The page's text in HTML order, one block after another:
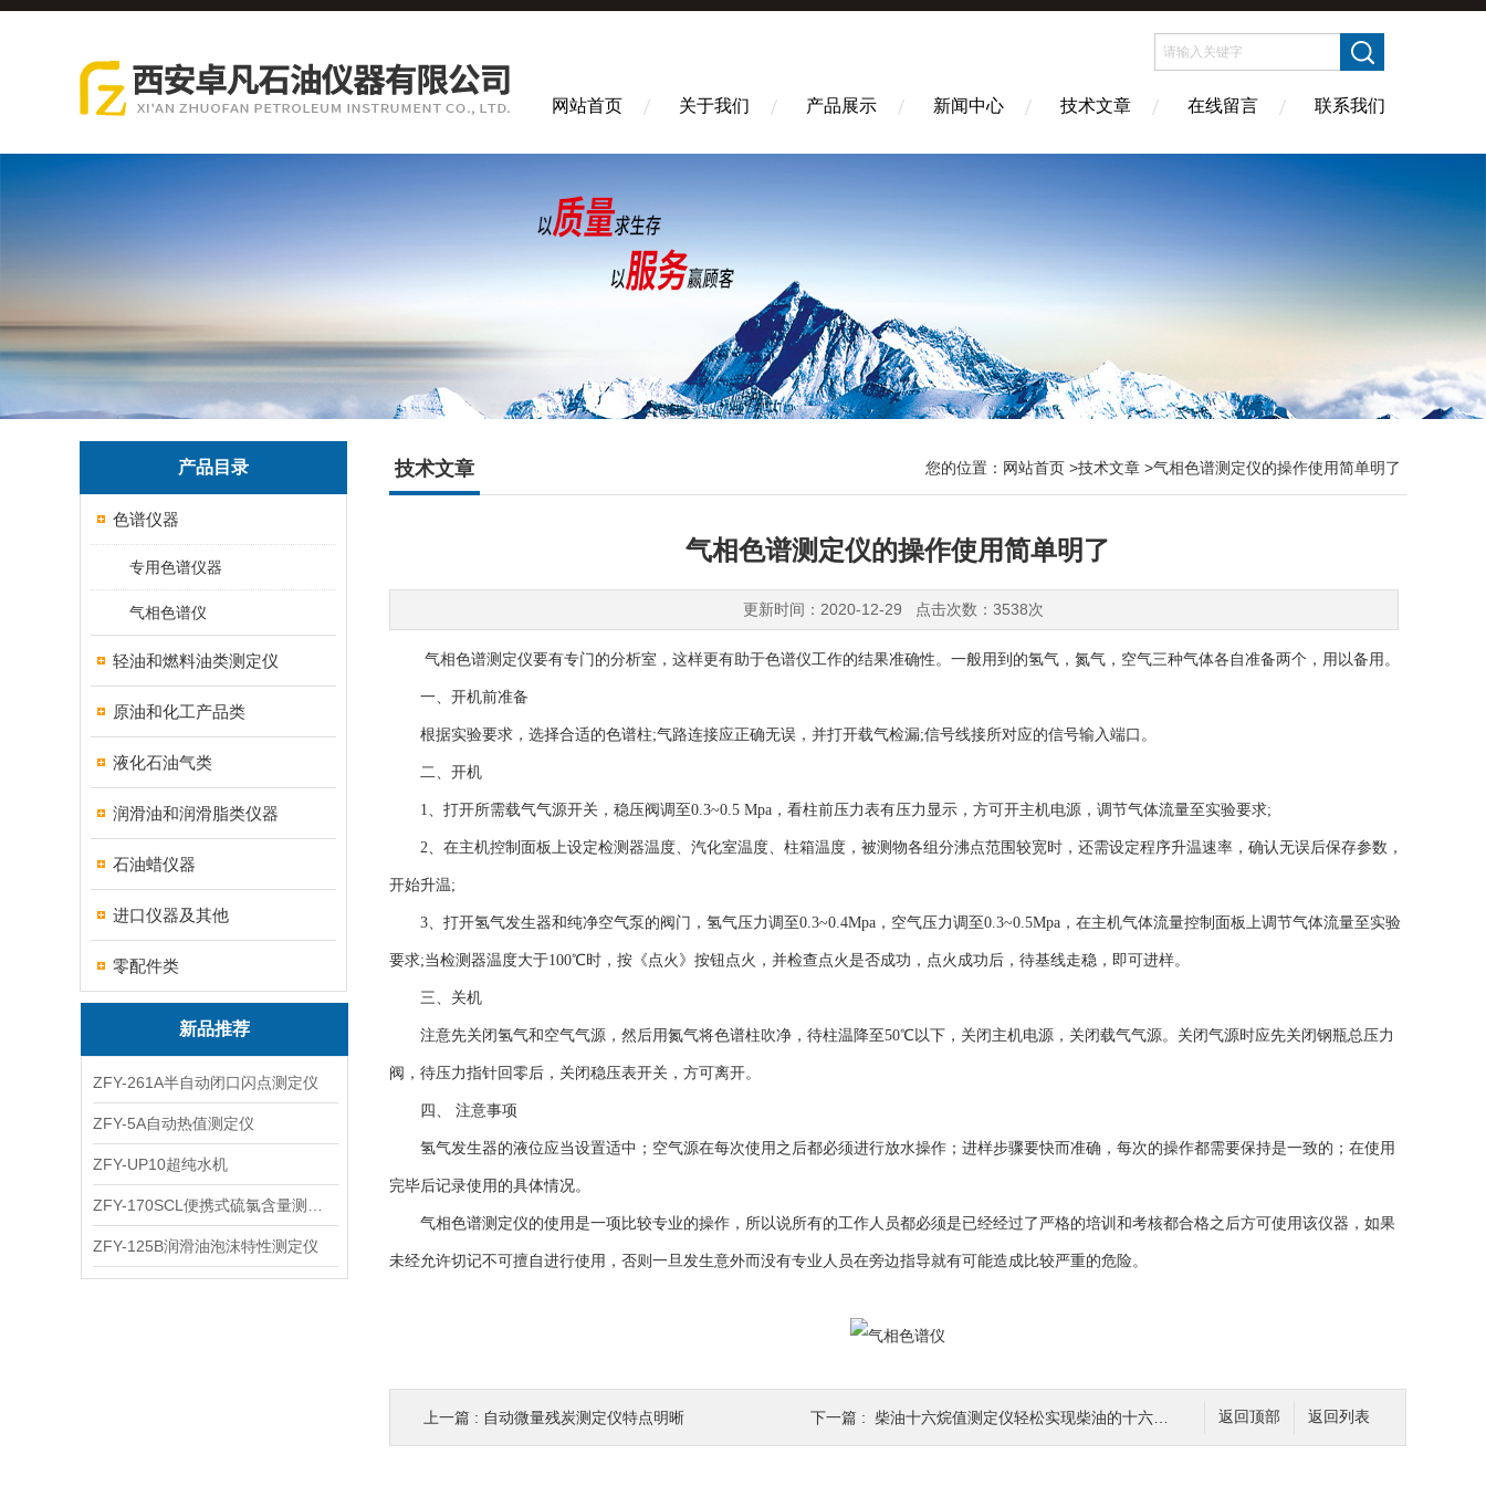
网站首页 关于我们 产品展示 新闻中心 技术文章 在线留言 联系我们
产品目录
色谱仪器
专用色谱仪器
气相色谱仪
轻油和燃料油类测定仪
原油和化工产品类
液化石油气类
润滑油和润滑脂类仪器
石油蜡仪器
进口仪器及其他
零配件类
新品推荐
ZFY-261A半自动闭口闪点测定仪
ZFY-5A自动热值测定仪
ZFY-UP10超纯水机
ZFY-125B润滑油泡沫特性测定仪
技术文章 您的位置： 网站首页 >技术文章 >气相色谱测定仪的操作使用简单明了
气相色谱测定仪的操作使用简单明了
更新时间：2020-12-29 点击次数：3538次
气相色谱测定仪要有专门的分析室，这样更有助于色谱仪工作的结果准确性。一般用到的氢气，氮气，空气三种气体各自准备两个，用以备用。
一、开机前准备
根据实验要求，选择合适的色谱柱;气路连接应正确无误，并打开载气检漏;信号线接所对应的信号输入端口。
二、开机
1、打开所需载气气源开关，稳压阀调至0.3~0.5 Mpa，看柱前压力表有压力显示，方可开主机电源，调节气体流量至实验要求;
2、在主机控制面板上设定检测器温度、汽化室温度、柱箱温度，被测物各组分沸点范围较宽时，还需设定程序升温速率，确认无误后保存参数，
开始升温;
3、打开氢气发生器和纯净空气泵的阀门，氢气压力调至0.3~0.4Mpa，空气压力调至0.3~0.5Mpa，在主机气体流量控制面板上调节气体流量至实验
要求;当检测器温度大于100℃时，按《点火》按钮点火，并检查点火是否成功，点火成功后，待基线走稳，即可进样。
三、关机
注意先关闭氢气和空气气源，然后用氮气将色谱柱吹净，待柱温降至50℃以下，关闭主机电源，关闭载气气源。关闭气源时应先关闭钢瓶总压力
阀，待压力指针回零后，关闭稳压表开关，方可离开。
四、 注意事项
氢气发生器的液位应当设置适中；空气源在每次使用之后都必须进行放水操作；进样步骤要快而准确，每次的操作都需要保持是一致的；在使用
完毕后记录使用的具体情况。
气相色谱测定仪的使用是一项比较专业的操作，所以说所有的工作人员都必须是已经经过了严格的培训和考核都合格之后方可使用该仪器，如果
未经允许切记不可擅自进行使用，否则一旦发生意外而没有专业人员在旁边指导就有可能造成比较严重的危险。
返回列表
返回顶部
上一篇 : 自动微量残炭测定仪特点明晰 下一篇 : 柴油十六烷值测定仪轻松实现柴油的十六烷值检测